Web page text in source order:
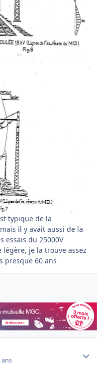
typique de la
il y avait aussi de la
essais du 25000V
légère, je la trouve assez
presque 60 ans
ans